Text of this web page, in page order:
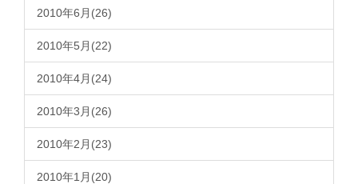
2010年6月(26)
2010年5月(22)
2010年4月(24)
2010年3月(26)
2010年2月(23)
2010年1月(20)